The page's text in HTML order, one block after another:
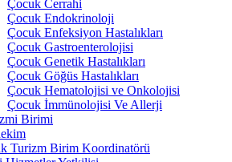
Çocuk Cerrahi
Çocuk Endokrinoloji
Çocuk Enfeksiyon Hastalıkları
Çocuk Gastroenterolojisi
Çocuk Genetik Hastalıkları
Çocuk Göğüs Hastalıkları
Çocuk Hematolojisi ve Onkolojisi
Çocuk İmmünolojisi Ve Allerji
Birimi
Turizm Birim Koordinatörü